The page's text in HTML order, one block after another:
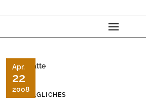
Apr.
22
2008
ALLTÄGLICHES